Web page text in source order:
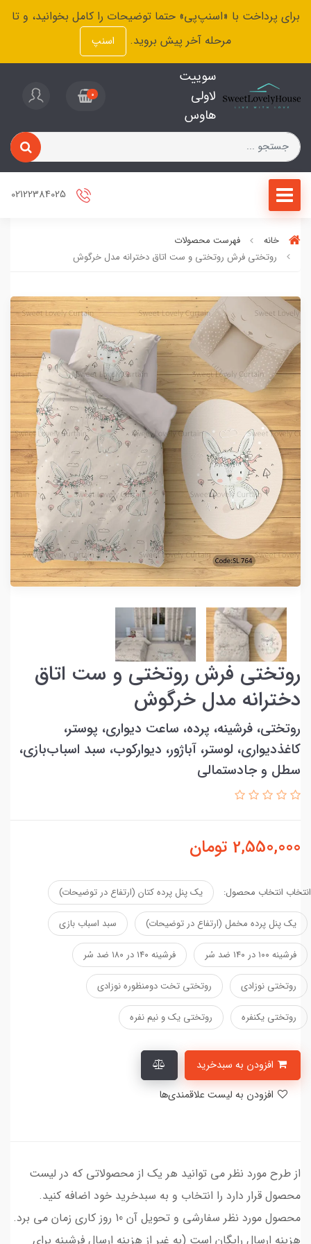
برای پرداخت با «اسنپ‌پی» حتما توضیحات را کامل بخوانید، و تا
مرحله آخر پیش بروید.
اسنپ
سوییت
لاولی
هاوس
0
خانه
فهرست محصولات
روتختی فرش روتختی و ست اتاق دخترانه مدل خرگوش
روتختی فرش روتختی و ست اتاق
دخترانه مدل خرگوش
روتختی، فرشینه، پرده، ساعت دیواری، پوستر،
کاغذدیواری، لوستر، آباژور، دیوارکوب، سبد اسباب‌بازی،
سطل و جادستمالی
2,550,000 تومان
انتخاب انتخاب محصول: یک پنل پرده کتان (ارتفاع در توضیحات)
یک پنل پرده مخمل (ارتفاع در توضیحات) سبد اسباب بازی
فرشینه ۱۰۰ در ۱۴۰ ضد سُر فرشینه ۱۴۰ در ۱۸۰ ضد سُر
روتختی نوزادی روتختی تخت دومنظوره نوزادی
روتختی یکنفره روتختی یک و نیم نفره
از طرح مورد نظر می توانید هر یک از محصولاتی که در لیست
محصول قرار دارد را انتخاب و به سبدخرید خود اضافه کنید.
محصول مورد نظر سفارشی و تحویل آن 10 روز کاری زمان می برد.
هزینه ارسال رایگان است (به غیر از هزینه ارسال فرشینه برای